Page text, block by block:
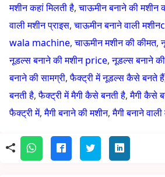
मशीन कहां मिलती है,चाऊमीन बनाने की मशीन
वाली मशीन प्राइस,चाऊमीन बनाने वाली
wala machine,चाऊमीन मशीन की कीमत,
नूडल्स बनाने की मशीन price,नूडल्स बनाने
बनाने की सामग्री,फैक्ट्री में नूडल्स कैसे बनते हैं
बनती है,फैक्ट्री में मैगी कैसे बनती है,मैगी कैसे
फैक्ट्री में,मैगी बनाने की मशीन,मैगी बनाने